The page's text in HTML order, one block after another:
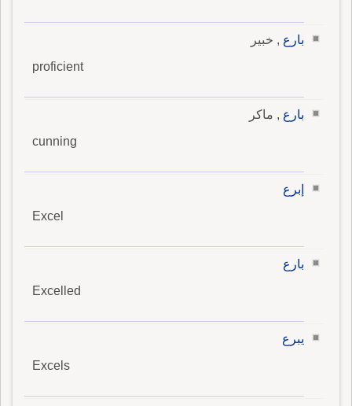
بارع , خبير
proficient
بارع , ماكر
cunning
إبرع
Excel
بارع
Excelled
يبرع
Excels